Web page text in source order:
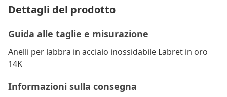
Dettagli del prodotto
Guida alle taglie e misurazione
Anelli per labbra in acciaio inossidabile Labret in oro
14K
Informazioni sulla consegna